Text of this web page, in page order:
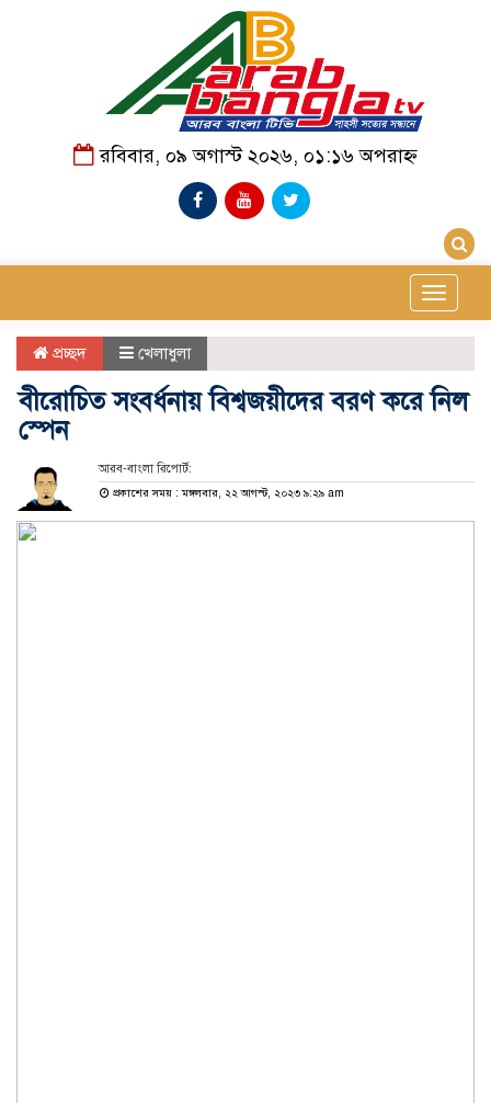
রবিবার, ০৯ অগাস্ট ২০২৬, ০১:১৬ অপরাহ্ন
Toggle
প্রচ্ছদ খেলাধুলা
বীরোচিত সংবর্ধনায় বিশ্বজয়ীদের বরণ করে নিল
স্পেন
আরব-বাংলা রিপোর্ট:
প্রকাশের সময় : মঙ্গলবার, ২২ আগস্ট, ২০২৩ ৯:২৯ am